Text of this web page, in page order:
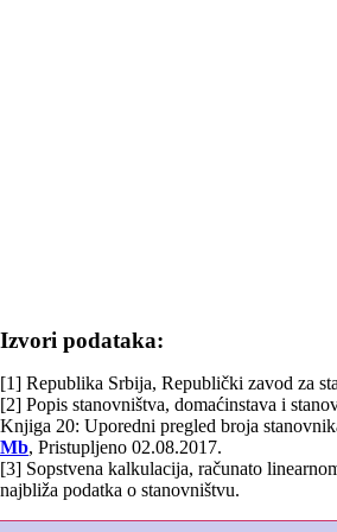
Izvori podataka:
[1] Republika Srbija, Republički zavod za
[2] Popis stanovništva, domaćinstava i
Knjiga 20: Uporedni pregled broja
Mb, Pristupljeno 02.08.2017.
[3] Sopstvena kalkulacija, računato
najbliža podatka o stanovništvu.